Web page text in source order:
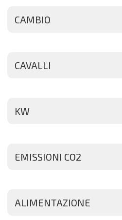
CAMBIO
CAVALLI
KW
EMISSIONI CO2
ALIMENTAZIONE